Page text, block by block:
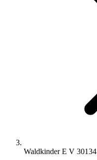
Waldkinder E V 30134